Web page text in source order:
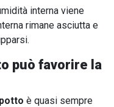
interna viene
rimane asciutta e
può favorire la
è quasi sempre